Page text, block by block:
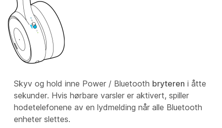
Skyv og hold inne Power / Bluetooth bryteren i åtte
sekunder. Hvis hørbare varsler er aktivert, spiller
hodetelefonene av en lydmelding når alle Bluetooth
enheter slettes.